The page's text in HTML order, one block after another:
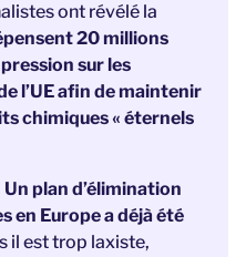
ont révélé la
20 millions
sur les
l’UE afin de maintenir
chimiques « éternels
Un plan d’élimination
en Europe a déjà été
il est trop laxiste,